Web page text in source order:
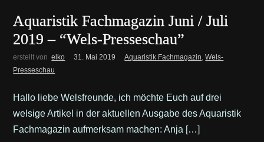
Aquaristik Fachmagazin Juni / Juli
2019 – “Wels-Presseschau”
erstellt von elko 31. Mai 2019 Aquaristik Fachmagazin,Wels-
Presseschau
Hallo liebe Welsfreunde, ich möchte Euch auf drei
welsige Artikel in der aktuellen Ausgabe des Aquaristik
Fachmagazin aufmerksam machen: Anja […]